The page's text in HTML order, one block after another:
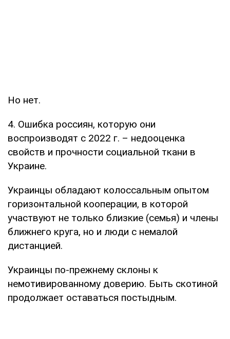
Но нет.
4. Ошибка россиян, которую они
воспроизводят с 2022 г. – недооценка
свойств и прочности социальной ткани в
Украине.
Украинцы обладают колоссальным опытом
горизонтальной кооперации, в которой
участвуют не только близкие (семья) и члены
ближнего круга, но и люди с немалой
дистанцией.
Украинцы по-прежнему склоны к
немотивированному доверию. Быть скотиной
продолжает оставаться постыдным.